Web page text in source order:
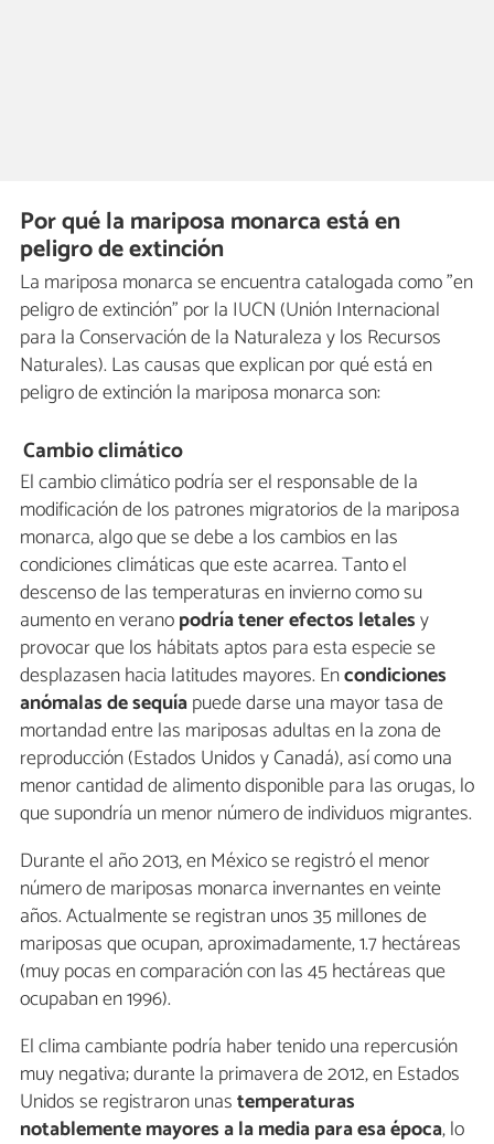
Por qué la mariposa monarca está en
peligro de extinción
La mariposa monarca se encuentra catalogada como "en
peligro de extinción" por la IUCN (Unión Internacional
para la Conservación de la Naturaleza y los Recursos
Naturales). Las causas que explican por qué está en
peligro de extinción la mariposa monarca son:
Cambio climático
El cambio climático podría ser el responsable de la
modificación de los patrones migratorios de la mariposa
monarca, algo que se debe a los cambios en las
condiciones climáticas que este acarrea. Tanto el
descenso de las temperaturas en invierno como su
aumento en veranopodría tener efectos letalesy
provocar que los hábitats aptos para esta especie se
desplazasen hacia latitudes mayores. Encondiciones
anómalas de sequíapuede darse una mayor tasa de
mortandad entre las mariposas adultas en la zona de
reproducción (Estados Unidos y Canadá), así como una
menor cantidad de alimento disponible para las orugas, lo
que supondría un menor número de individuos migrantes.
Durante el año 2013, en México se registró el menor
número de mariposas monarca invernantes en veinte
años. Actualmente se registran unos 35 millones de
mariposas que ocupan, aproximadamente, 1.7 hectáreas
(muy pocas en comparación con las 45 hectáreas que
ocupaban en 1996).
El clima cambiante podría haber tenido una repercusión
muy negativa; durante la primavera de 2012, en Estados
Unidos se registraron unastemperaturas
notablemente mayores a la media para esa época, lo